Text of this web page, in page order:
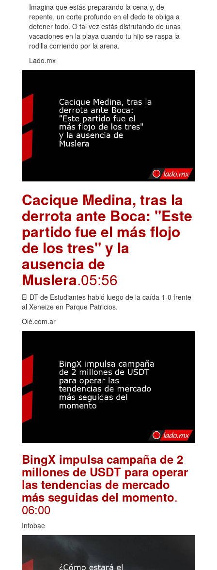
Imagina que estás preparando la cena y, de
repente, un corte profundo en el dedo te obliga a
detener todo. O tal vez estás disfrutando de unas
vacaciones en la playa cuando tu hijo se raspa la
rodilla corriendo por la arena.
Lado.mx
Cacique Medina, tras la
derrota ante Boca: "Este
partido fue el más flojo
de los tres" y la
ausencia de
Muslera.05:56
El DT de Estudiantes habló luego de la caída 1-0 frente
al Xeneize en Parque Patricios.
Olé.com.ar
BingX impulsa campaña de 2
millones de USDT para operar
las tendencias de mercado
más seguidas del momento.
06:00
Infobae